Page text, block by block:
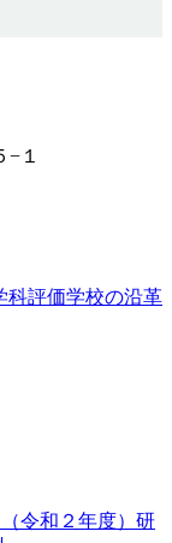
１
科評価学校の沿革
令和２年度） 研